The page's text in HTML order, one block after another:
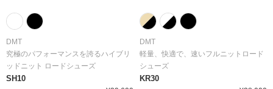
DMT
究極のパフォーマンスを誇るハイブリ
ッドニット ロードシューズ
SH10
DMT
軽量、快適で、速いフルニットロード
シューズ
KR30